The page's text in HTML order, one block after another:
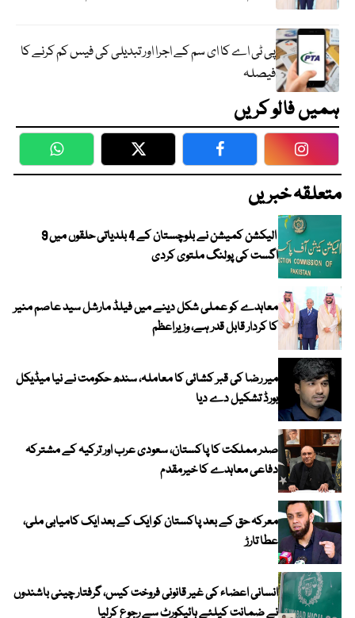
پی ٹی اے کا ای سم کے اجرا اور تبدیلی کی فیس کم کرنے کا
فیصلہ
ہمیں فالو کریں
WhatsApp Twitter Facebook
متعلقہ خبریں
الیکشن کمیشن نے بلوچستان کے 4 بلدیاتی حلقوں میں 9
اگست کی پولنگ ملتوی کردی
معاہدے کو عملی شکل دینے میں فیلڈ مارشل سید عاصم منیر
کا کردار قابل قدر ہے، وزیراعظم
میر رضا کی قبر کشائی کا معاملہ، سندھ حکومت نے نیا میڈیکل
بورڈ تشکیل دے دیا
صدر مملکت کا پاکستان، سعودی عرب اور ترکیہ کے مشترکہ
دفاعی معاہدے کا خیرمقدم
معرکہ حق کے بعد پاکستان کو ایک کے بعد ایک کامیابی ملی،
عطا تارڑ
انسانی اعضاء کی غیر قانونی فروخت کیس، گرفتار چینی باشندوں
نے ضمانت کیلئے ہائیکورٹ سے رجوع کرلیا